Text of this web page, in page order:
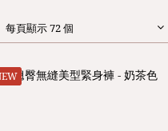
每頁顯示 72 個